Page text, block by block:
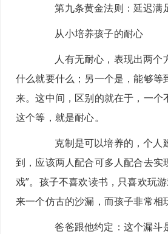
第九条黄金法则：延迟满
从小培养孩子的耐心
人有无耐心，表现出两个
什么就要什么；另一个是，能够等
来。这中间，区别的就在于，一个
这个等，就是耐心。
克制是可以培养的，个人
到，应该两人配合可多人配合去实
戏”。孩子不喜欢读书，只喜欢玩
来一个仿古的沙漏，而孩子非常相
爸爸跟他约定：这个漏斗